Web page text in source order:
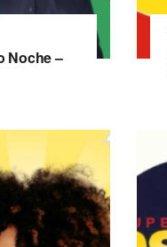
Noche –